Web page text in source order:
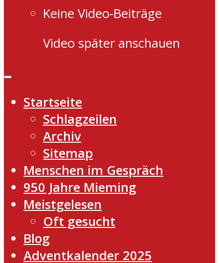
Keine Video-Beiträge
Video später anschauen
Startseite
Schlagzeilen
Archiv
Sitemap
Menschen im Gespräch
950 Jahre Mieming
Meistgelesen
Oft gesucht
Blog
Adventkalender 2025